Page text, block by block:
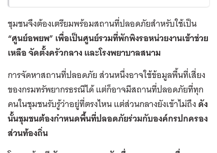
ชุมชนจึงต้องเตรียมพร้อมสถานที่ปลอดภัยสำหรับใช้เป็น
“ศูนย์อพยพ”เพื่อเป็นศูนย์รวมที่พักพิงรอหน่วยงานเข้าช่วย
เหลือ จัดตั้งครัวกลาง และโรงพยาบาลสนาม
การจัดหาสถานที่ปลอดภัย ส่วนหนึ่งอาจใช้ข้อมูลพื้นที่เสี่ยง
ของกรมทรัพยากรธรณีได้ แต่ก็อาจมีสถานที่ปลอดภัยที่ทุก
คนในชุมชนรับรู้ว่าอยู่ที่ตรงไหน แต่ส่วนกลางยังเข้าไม่ถึงดัง
นั้นชุมชนต้องกำหนดพื้นที่ปลอดภัยร่วมกับองค์กรปกครอง
ส่วนท้องถิ่น